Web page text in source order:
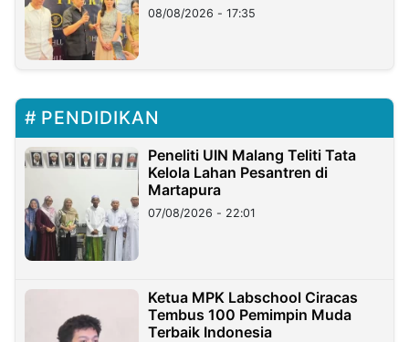
08/08/2026 - 17:35
PENDIDIKAN
Peneliti UIN Malang Teliti Tata
Kelola Lahan Pesantren di
Martapura
07/08/2026 - 22:01
Ketua MPK Labschool Ciracas
Tembus 100 Pemimpin Muda
Terbaik Indonesia